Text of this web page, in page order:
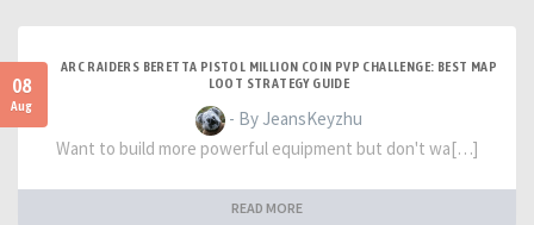
08
Aug
ARC RAIDERS BERETTA PISTOL MILLION COIN PVP CHALLENGE: BEST MAP
LOOT STRATEGY GUIDE
- By JeansKeyzhu
Want to build more powerful equipment but don't wa[…]
READ MORE